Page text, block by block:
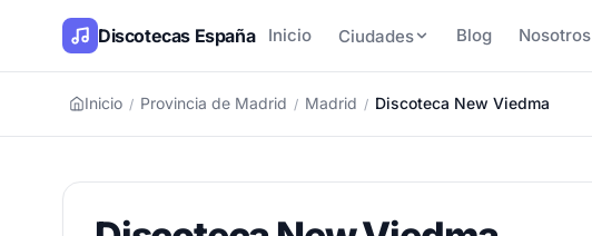
Discotecas España Inicio Ciudades Blog Nosotros
Inicio / Provincia de Madrid / Madrid / Discoteca New Viedma